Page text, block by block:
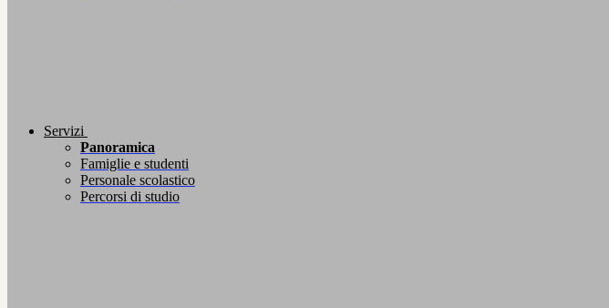
Servizi
Panoramica
Famiglie e studenti
Personale scolastico
Percorsi di studio